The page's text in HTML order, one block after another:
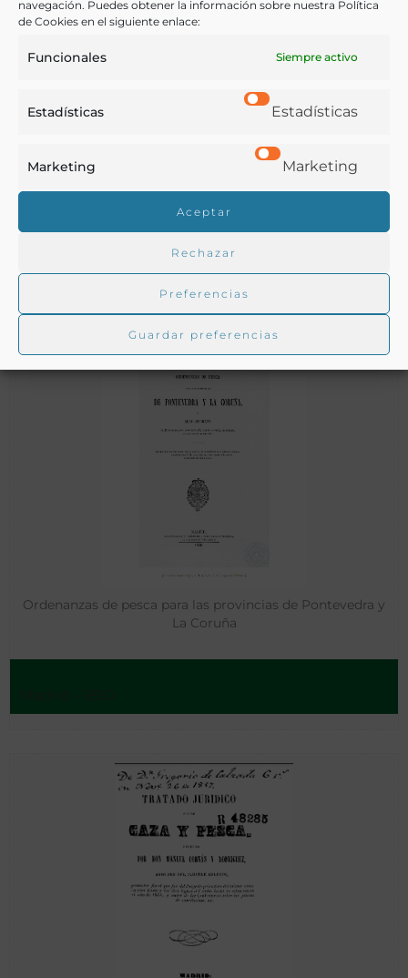
navegación. Puedes obtener la información sobre nuestra Política
de Cookies en el siguiente enlace:
Funcionales Siempre activo
Estadísticas Estadísticas
Marketing Marketing
Aceptar
Rechazar
Preferencias
Guardar preferencias
Rápidos apuntes sobre la pesca de la sardina en Galicia
Muños, Laureano María
Ordenanzas de pesca para las provincias de Pontevedra y
La Coruña